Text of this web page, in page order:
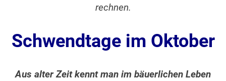
rechnen.
Schwendtage im Oktober
Aus alter Zeit kennt man im bäuerlichen Leben